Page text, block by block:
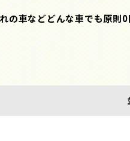
車などどんな車でも原則0